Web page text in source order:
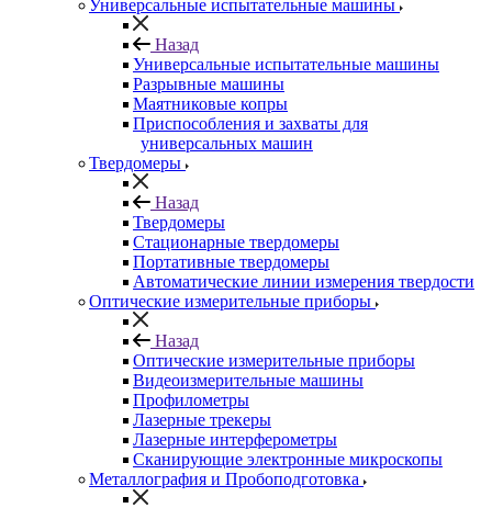
Универсальные испытательные машины
Назад
Универсальные испытательные машины
Разрывные машины
Маятниковые копры
Приспособления и захваты для
универсальных машин
Твердомеры
Назад
Твердомеры
Стационарные твердомеры
Портативные твердомеры
Автоматические линии измерения твердости
Оптические измерительные приборы
Назад
Оптические измерительные приборы
Видеоизмерительные машины
Профилометры
Лазерные трекеры
Лазерные интерферометры
Сканирующие электронные микроскопы
Металлография и Пробоподготовка